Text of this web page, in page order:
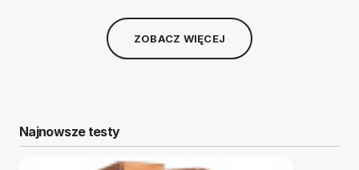
ZOBACZ WIĘCEJ
Najnowsze testy